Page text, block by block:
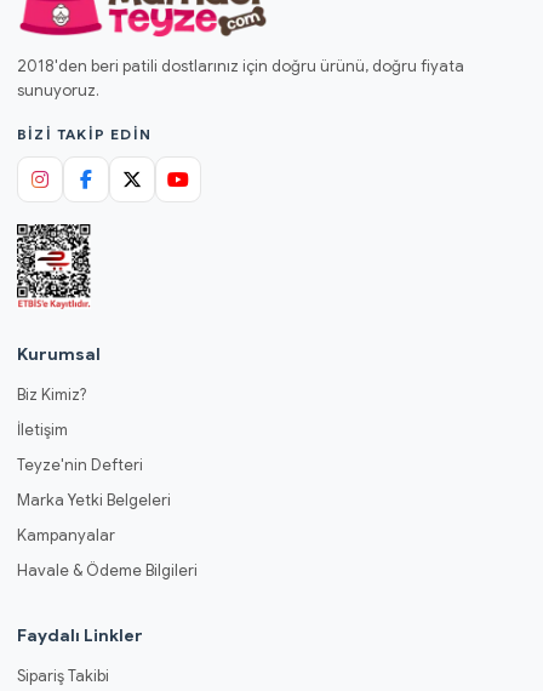
2018'den beri patili dostlarınız için doğru ürünü, doğru fiyata
sunuyoruz.
BIZI TAKIP EDIN
Kurumsal
Biz Kimiz?
İletişim
Teyze'nin Defteri
Marka Yetki Belgeleri
Kampanyalar
Havale & Ödeme Bilgileri
Faydalı Linkler
Sipariş Takibi